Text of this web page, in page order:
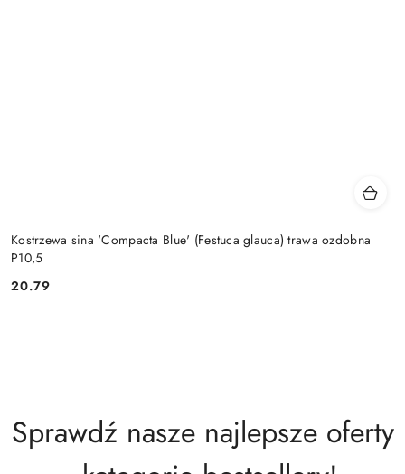
Kostrzewa sina 'Compacta Blue' (Festuca glauca) trawa ozdobna
P10,5
Cena:
20.79
Sprawdź nasze najlepsze oferty